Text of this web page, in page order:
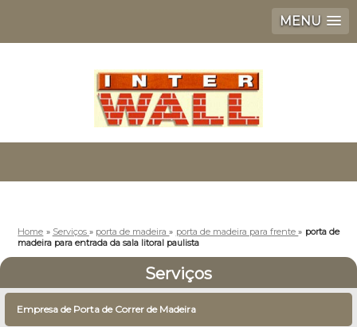
MENU
Home » Serviços » porta de madeira» porta de madeira para frente» porta de
madeira para entrada da sala litoral paulista
Serviços
Empresa de Porta de Correr de Madeira